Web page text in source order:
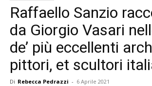
Raffaello Sanzio
da Giorgio Vasari
de’ più eccellenti
pittori, et scultori
Di Rebecca Pedrazzi - 6 Aprile 2021